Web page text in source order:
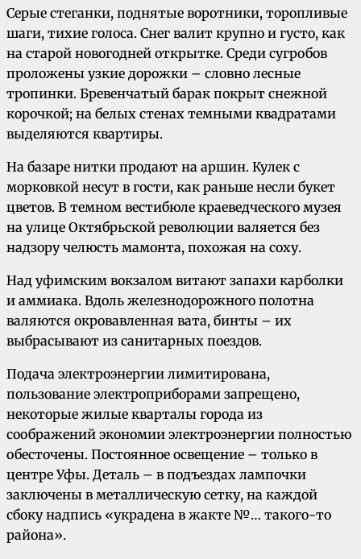
Серые стеганки, поднятые воротники, торопливые
шаги, тихие голоса. Снег валит крупно и густо, как
на старой новогодней открытке. Среди сугробов
проложены узкие дорожки – словно лесные
тропинки. Бревенчатый барак покрыт снежной
корочкой; на белых стенах темными квадратами
выделяются квартиры.
На базаре нитки продают на аршин. Кулек с
морковкой несут в гости, как раньше несли букет
цветов. В темном вестибюле краеведческого музея
на улице Октябрьской революции валяется без
надзору челюсть мамонта, похожая на соху.
Над уфимским вокзалом витают запахи карболки
и аммиака. Вдоль железнодорожного полотна
валяются окровавленная вата, бинты – их
выбрасывают из санитарных поездов.
Подача электроэнергии лимитирована,
пользование электроприборами запрещено,
некоторые жилые кварталы города из
соображений экономии электроэнергии полностью
обесточены. Постоянное освещение – только в
центре Уфы. Деталь – в подъездах лампочки
заключены в металлическую сетку, на каждой
сбоку надпись «украдена в жакте №… такого-то
района».